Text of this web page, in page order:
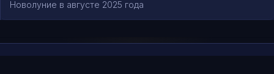
Новолуние в августе 2025 года